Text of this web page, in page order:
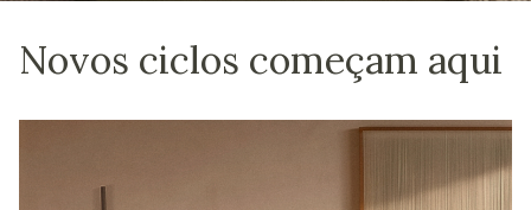
Novos ciclos começam aqui